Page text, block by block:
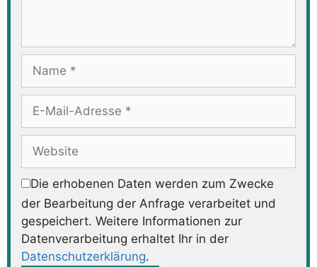
Mail-
Adresse
Die erhobenen Daten werden zum Zwecke
der Bearbeitung der Anfrage verarbeitet und
gespeichert. Weitere Informationen zur
Datenverarbeitung erhaltet Ihr in der
Datenschutzerklärung.